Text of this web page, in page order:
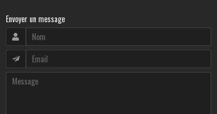
Envoyer un message